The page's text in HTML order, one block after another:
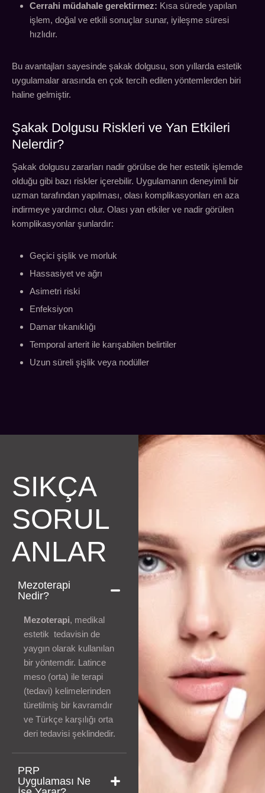
Cerrahi müdahale gerektirmez: Kısa sürede yapılan
işlem, doğal ve etkili sonuçlar sunar, iyileşme süresi
hızlıdır.
Bu avantajları sayesinde şakak dolgusu, son yıllarda estetik
uygulamalar arasında en çok tercih edilen yöntemlerden biri
haline gelmiştir.
Şakak Dolgusu Riskleri ve Yan Etkileri
Nelerdir?
Şakak dolgusu zararları nadir görülse de her estetik işlemde
olduğu gibi bazı riskler içerebilir. Uygulamanın deneyimli bir
uzman tarafından yapılması, olası komplikasyonları en aza
indirmeye yardımcı olur. Olası yan etkiler ve nadir görülen
komplikasyonlar şunlardır:
Geçici şişlik ve morluk
Hassasiyet ve ağrı
Asimetri riski
Enfeksiyon
Damar tıkanıklığı
Temporal arterit ile karışabilen belirtiler
Uzun süreli şişlik veya nodüller
SIKÇA
SORUL
ANLAR
Mezoterapi
Nedir?
Mezoterapi, medikal
estetik tedavisin de
yaygın olarak kullanılan
bir yöntemdir. Latince
meso (orta) ile terapi
(tedavi) kelimelerinden
türetilmiş bir kavramdır
ve Türkçe karşılığı orta
deri tedavisi şeklindedir.
PRP
Uygulaması Ne